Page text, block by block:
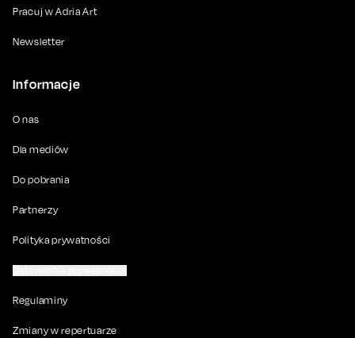
Pracuj w Adria Art
Newsletter
Informacje
O nas
Dla mediów
Do pobrania
Partnerzy
Polityka prywatności
Regulaminy
Zmiany w repertuarze